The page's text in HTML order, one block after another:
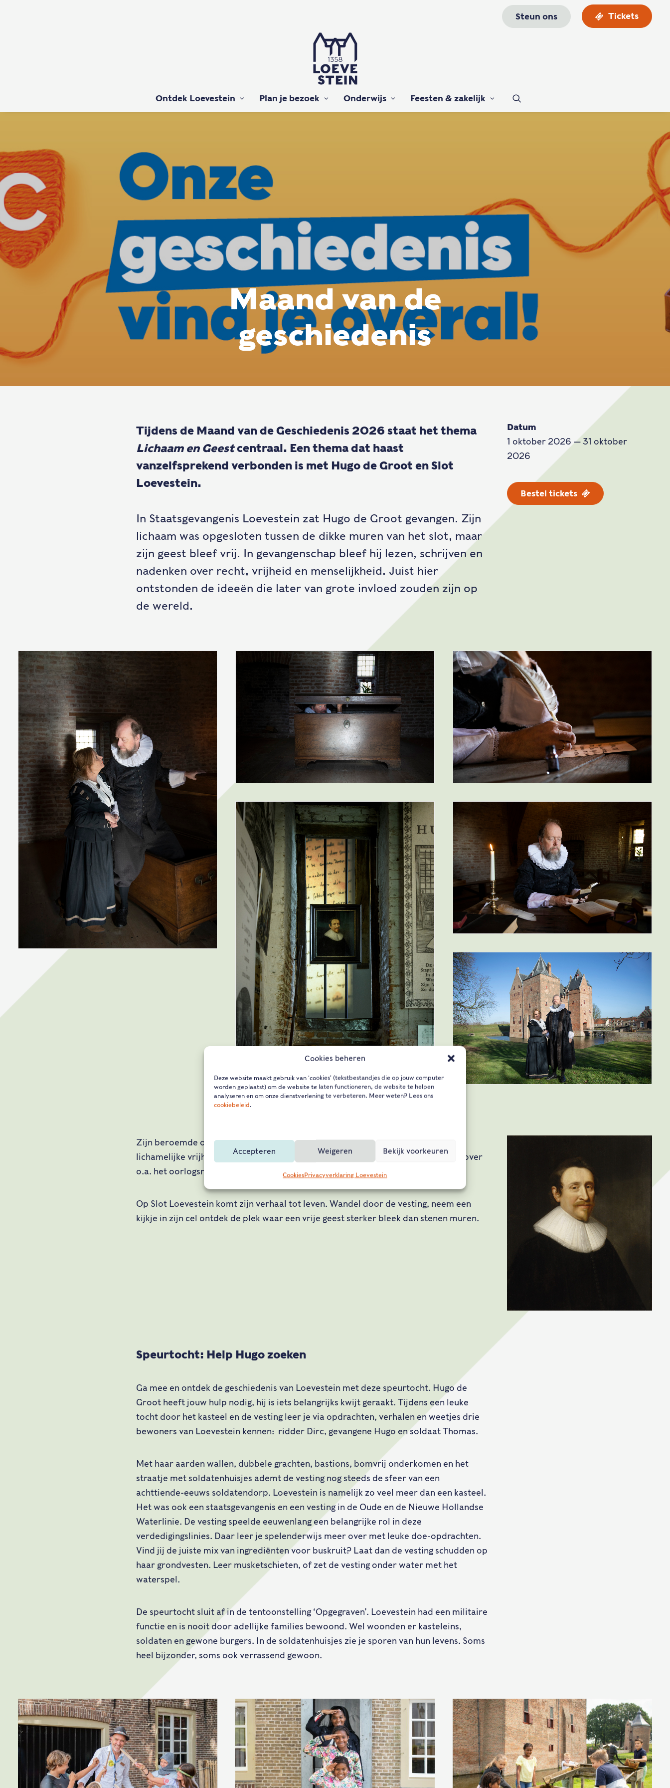
Cookies beheren
Deze website maakt gebruik van 'cookies' (tekstbestandjes die op jouw computer
worden geplaatst) om de website te laten functioneren, de website te helpen
analyseren en om onze dienstverlening te verbeteren. Meer weten? Lees ons
cookiebeleid.
Accepteren Weigeren Bekijk voorkeuren
CookiesPrivacyverklaring Loevestein
Steun ons Tickets
Ontdek Loevestein Plan je bezoek Onderwijs Feesten & zakelijk
Maand van de
geschiedenis
Tijdens de Maand van de Geschiedenis 2026 staat het thema
Lichaam en Geestcentraal. Een thema dat haast
vanzelfsprekend verbonden is met Hugo de Groot en Slot
Loevestein.
In Staatsgevangenis Loevestein zat Hugo de Groot gevangen. Zijn
lichaam was opgesloten tussen de dikke muren van het slot, maar
zijn geest bleef vrij. In gevangenschap bleef hij lezen, schrijven en
nadenken over recht, vrijheid en menselijkheid. Juist hier
ontstonden de ideeën die later van grote invloed zouden zijn op
de wereld.
Datum
1 oktober 2026 — 31 oktober
2026
Bestel tickets
Zijn beroemde ontsnapping in de boekenkist gaf Hugo uiteindelijk ook zijn
lichamelijke vrijheid terug. Daarna schreef hij zijn belangrijkste werken, teksten over
o.a. het oorlogsrecht, die vandaag de dag nog dagelijks het nieuws halen.
Op Slot Loevestein komt zijn verhaal tot leven. Wandel door de vesting, neem een
kijkje in zijn cel ontdek de plek waar een vrije geest sterker bleek dan stenen muren.
Speurtocht: Help Hugo zoeken
Ga mee en ontdek de geschiedenis van Loevestein met deze speurtocht. Hugo de
Groot heeft jouw hulp nodig, hij is iets belangrijks kwijt geraakt. Tijdens een leuke
tocht door het kasteel en de vesting leer je via opdrachten, verhalen en weetjes drie
bewoners van Loevestein kennen: ridder Dirc, gevangene Hugo en soldaat Thomas.
Met haar aarden wallen, dubbele grachten, bastions, bomvrij onderkomen en het
straatje met soldatenhuisjes ademt de vesting nog steeds de sfeer van een
achttiende-eeuws soldatendorp. Loevestein is namelijk zo veel meer dan een kasteel.
Het was ook een staatsgevangenis en een vesting in de Oude en de Nieuwe Hollandse
Waterlinie. De vesting speelde eeuwenlang een belangrijke rol in deze
verdedigingslinies. Daar leer je spelenderwijs meer over met leuke doe-opdrachten.
Vind jij de juiste mix van ingrediënten voor buskruit? Laat dan de vesting schudden op
haar grondvesten. Leer musketschieten, of zet de vesting onder water met het
waterspel.
De speurtocht sluit af in de tentoonstelling ‘Opgegraven’. Loevestein had een militaire
functie en is nooit door adellijke families bewoond. Wel woonden er kasteleins,
soldaten en gewone burgers. In de soldatenhuisjes zie je sporen van hun levens. Soms
heel bijzonder, soms ook verrassend gewoon.